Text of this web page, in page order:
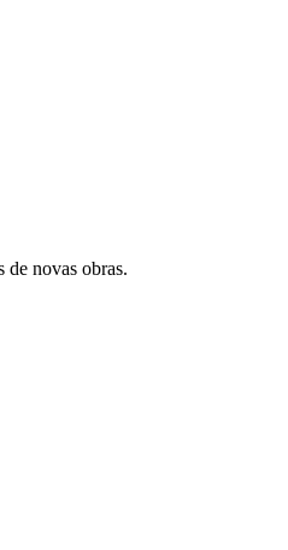
de novas obras.